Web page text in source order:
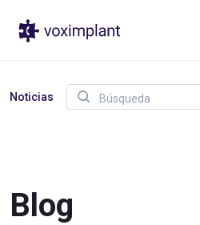
Noticias
Blog